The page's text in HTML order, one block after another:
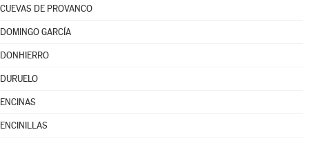
CUEVAS DE PROVANCO
DOMINGO GARCÍA
DONHIERRO
DURUELO
ENCINAS
ENCINILLAS